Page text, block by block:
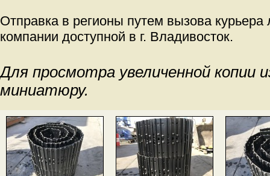
Отправка в регионы путем вызова
компании доступной в г. Владивосток.
Для просмотра увеличенной копии
миниатюру.